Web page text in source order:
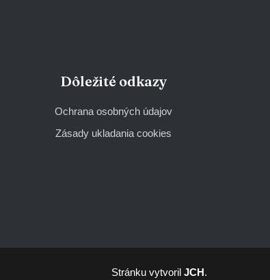
Dôležité odkazy
Ochrana osobných údajov
Zásady ukladania cookies
Stránku vytvoril JCH.